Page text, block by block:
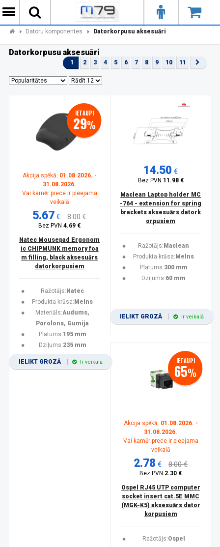
Datoru komponentes Datorkorpusu aksesuāri
Datorkorpusu aksesuāri
1 2 3 4 5 6 7 8 9 10 11
IETAUPI
29%
Akcija spēkā: 01.08.2026. -
31.08.2026.
Vai kamēr prece ir pieejama
veikalā
5.67 € 8.00 €
Bez PVN4.69 €
Natec Mousepad Ergonom
ic CHIPMUNK memory foa
m filling, black aksesuārs
datorkorpusiem
Ražotājs: Natec
Produkta krāsa: Melns
Materiāls:Audums,
Porolons, Gumija
Platums:195 mm
Dziļums:235 mm
IELIKT GROZĀ Ir veikalā
14.50 €
Bez PVN 11.98 €
Maclean Laptop holder MC
-764 - extension for spring
brackets aksesuārs datork
orpusiem
Ražotājs: Maclean
Produkta krāsa: Melns
Platums:300 mm
Dziļums:60 mm
IELIKT GROZĀ Ir veikalā
IETAUPI
65%
Akcija spēkā: 01.08.2026. -
31.08.2026.
Vai kamēr prece ir pieejama
veikalā
2.78 € 8.00 €
Bez PVN 2.30 €
Ospel RJ45 UTP computer
socket insert cat.5E MMC
(MGK-K5) aksesuārs dator
korpusiem
Ražotājs:Ospel